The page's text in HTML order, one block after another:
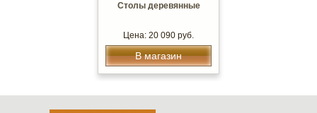
Столы деревянные
Цена: 20 090 руб.
В магазин